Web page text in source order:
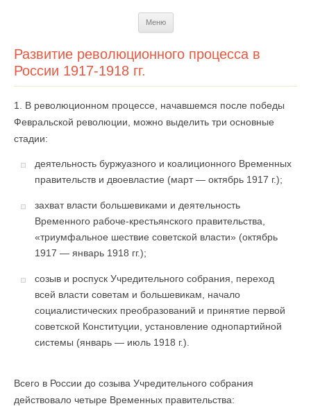
Меню
Развитие революционного процесса в
России 1917-1918 гг.
1. В революционном процессе, начавшемся после победы
Февральской революции, можно выделить три основные
стадии:
деятельность буржуазного и коалиционного Временных
правительств и двоевластие (март — октябрь 1917 г.);
захват власти большевиками и деятельность
Временного рабоче-крестьянского правительства,
«триумфальное шествие советской власти» (октябрь
1917 — январь 1918 гг.);
созыв и роспуск Учредительного собрания, переход
всей власти советам и большевикам, начало
социалистических преобразований и принятие первой
советской Конституции, установление однопартийной
системы (январь — июль 1918 г.).
Всего в России до созыва Учредительного собрания
действовало четыре Временных правительства: